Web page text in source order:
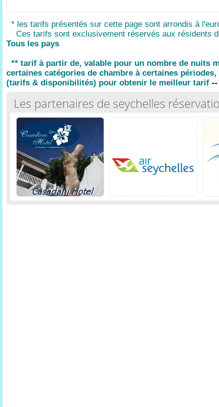
* les tarifs présentés sur cette page sont arrondis à
Ces tarifs sont exclusivement réservés aux résidents
Tous les pays
** tarif à partir de, valable pour un nombre de nuits
certaines catégories de chambre à certaines
(tarifs & disponibilités) pour obtenir le meilleur tarif --
Les partenaires de seychelles